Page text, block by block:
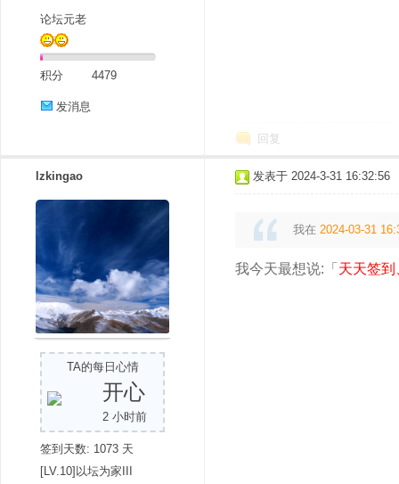
论坛元老
积分 4479
发消息
回复
lzkingao
TA的每日心情
开心
2 小时前
签到天数: 1073 天
[LV.10]以坛为家III
发表于 2024-3-31 16:32:56
我在 2024-03-31
我今天最想说:「 天天签